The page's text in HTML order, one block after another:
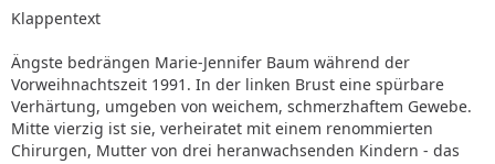
Klappentext
Ängste bedrängen Marie-Jennifer Baum während der
Vorweihnachtszeit 1991. In der linken Brust eine spürbare
Verhärtung, umgeben von weichem, schmerzhaftem Gewebe.
Mitte vierzig ist sie, verheiratet mit einem renommierten
Chirurgen, Mutter von drei heranwachsenden Kindern - das